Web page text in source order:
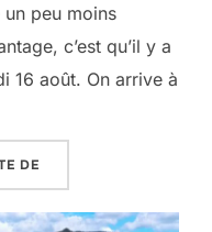
peu moins
c’est qu’il y a
16 août. On arrive à
DE